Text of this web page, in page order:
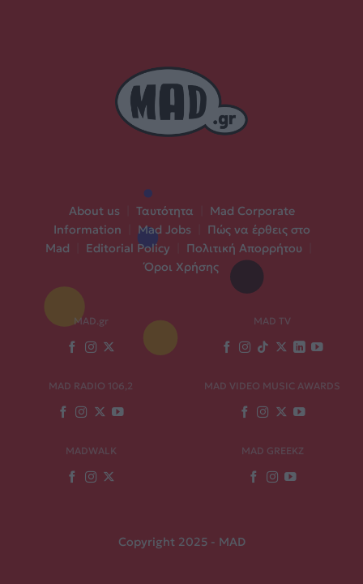
About us Ταυτότητα
Mad Corporate
Information
Mad Jobs
Πώς να έρθεις στο
Mad
Editorial Policy Πολιτική Απορρήτου
Όροι Χρήσης
MAD.gr MAD TV
MAD RADIO 106,2 MAD VIDEO MUSIC AWARDS
MADWALK MAD GREEKZ
Copyright 2025 - MAD